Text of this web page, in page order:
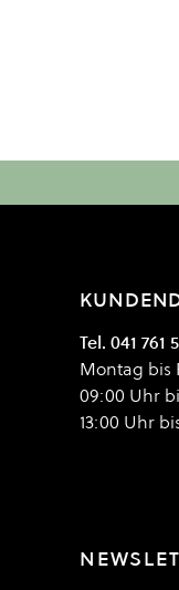
Tel. 041 761
Montag bis
09:00 Uhr
13:00 Uhr